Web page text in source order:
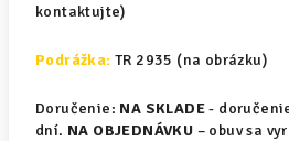
kontaktujte)
Podrážka: TR 2935 (na obrázku)
Doručenie: NA SKLADE-
dní. NA OBJEDNÁVKU – obuv sa